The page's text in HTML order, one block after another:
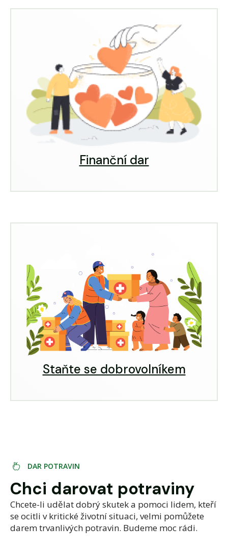
Finanční dar
Staňte se dobrovolníkem
DAR POTRAVIN
Chci darovat potraviny
Chcete-li udělat dobrý skutek a pomoci lidem, kteří
se ocitli v kritické životní situaci, velmi pomůžete
darem trvanlivých potravin. Budeme moc rádi.